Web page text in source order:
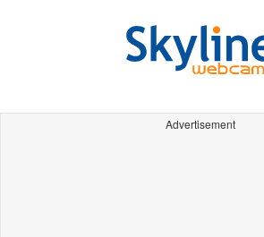
Advertisement